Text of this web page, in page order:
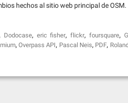
hechos al sitio web principal de OSM.
Dodocase, eric fisher,flickr,foursquare,
,Overpass API, Pascal Neis, PDF,